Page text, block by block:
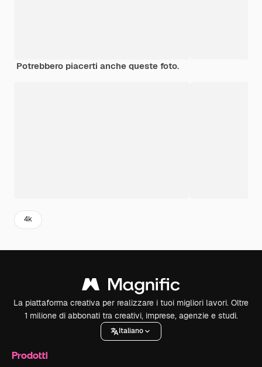
Potrebbero piacerti anche queste foto.
4k
La piattaforma creativa per realizzare i tuoi migliori lavori. Oltre
1 milione di abbonati tra creativi, imprese, agenzie e studi.
Italiano
Prodotti